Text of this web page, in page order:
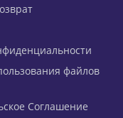
файлов
Соглашение